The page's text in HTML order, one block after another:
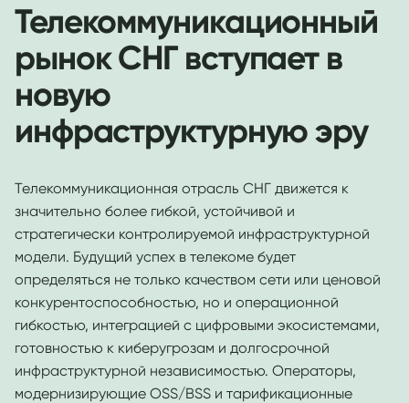
Телекоммуникационный
рынок СНГ вступает в
новую
инфраструктурную эру
Телекоммуникационная отрасль СНГ движется к
значительно более гибкой, устойчивой и
стратегически контролируемой инфраструктурной
модели. Будущий успех в телекоме будет
определяться не только качеством сети или ценовой
конкурентоспособностью, но и операционной
гибкостью, интеграцией с цифровыми экосистемами,
готовностью к киберугрозам и долгосрочной
инфраструктурной независимостью. Операторы,
модернизирующие OSS/BSS и тарификационные